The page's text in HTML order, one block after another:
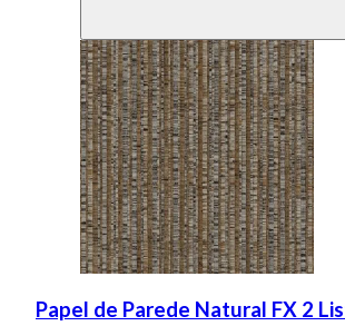
Papel de Parede Natural FX 2